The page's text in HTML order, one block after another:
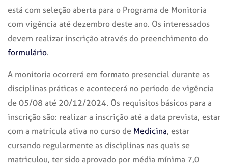
está com seleção aberta para o Programa de Monitoria
com vigência até dezembro deste ano. Os interessados
devem realizar inscrição através do preenchimento do
formulário.
A monitoria ocorrerá em formato presencial durante as
disciplinas práticas e acontecerá no período de vigência
de 05/08 até 20/12/2024. Os requisitos básicos para a
inscrição são: realizar a inscrição até a data prevista, estar
com a matrícula ativa no curso de Medicina, estar
cursando regularmente as disciplinas nas quais se
matriculou, ter sido aprovado por média mínima 7,0